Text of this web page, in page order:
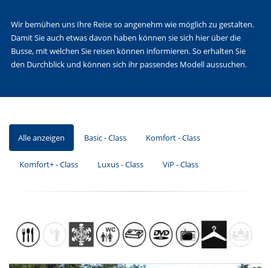
Wir bemühen uns Ihre Reise so angenehm wie möglich zu gestalten.
Damit Sie auch etwas davon haben können sie sich hier über die
Busse, mit welchen Sie reisen können informieren. So erhalten Sie
den Durchblick und können sich ihr passendes Modell aussuchen.
Alle anzeigen Basic - Class Komfort - Class
Komfort+ - Class Luxus - Class ViP - Class